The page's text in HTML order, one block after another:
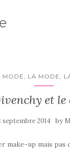
MODE, LA MODE,
et le
septembre 2014 by
make-up mais